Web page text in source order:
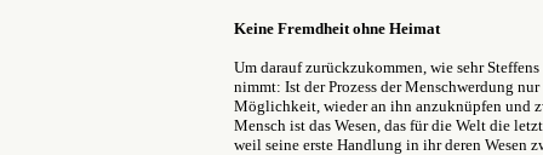
Keine Fremdheit ohne Heimat
Um darauf zurückzukommen, wie sehr Steffens
nimmt: Ist der Prozess der Menschwerdung
Möglichkeit, wieder an ihn anzuknüpfen und
Mensch ist das Wesen, das für die Welt die
weil seine erste Handlung in ihr deren Wesen